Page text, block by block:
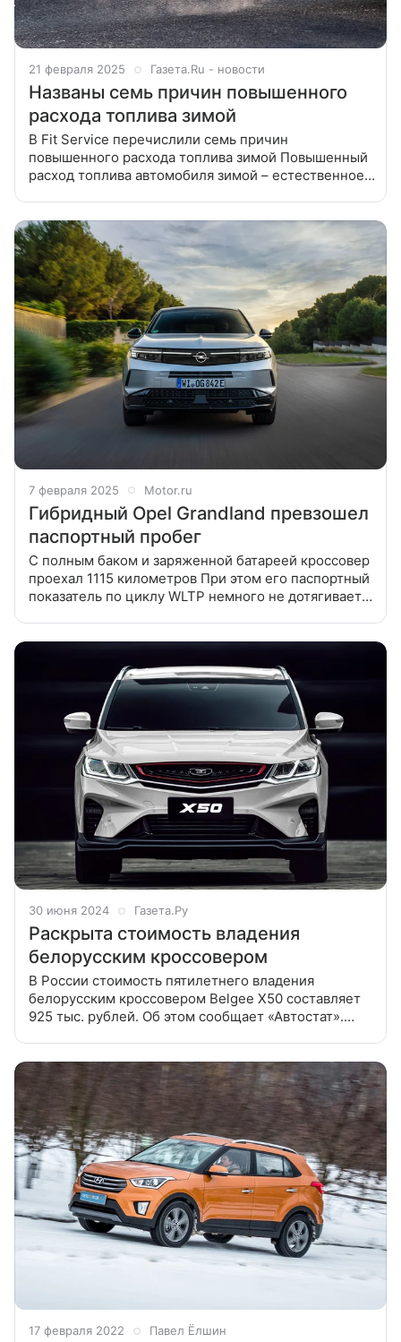
21 февраля 2025 Газета.Ru - новости
Названы семь причин повышенного
расхода топлива зимой
В Fit Service перечислили семь причин
повышенного расхода топлива зимой Повышенный
расход топлива автомобиля зимой – естественное
7 февраля 2025 Motor.ru
Гибридный Opel Grandland превзошел
паспортный пробег
С полным баком и заряженной батареей кроссовер
проехал 1115 километров При этом его паспортный
показатель по циклу WLTP немного не дотягивает
30 июня 2024 Газета.Ру
Раскрыта стоимость владения
белорусским кроссовером
В России стоимость пятилетнего владения
белорусским кроссовером Belgee X50 составляет
925 тыс. рублей. Об этом сообщает «Автостат».
17 февраля 2022 Павел Ёлшин